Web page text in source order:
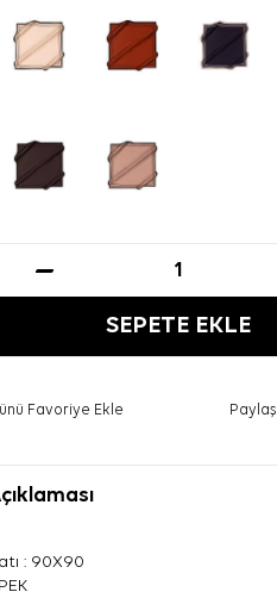
SEPETE EKLE
Favoriye Ekle Paylaş
: 90X90